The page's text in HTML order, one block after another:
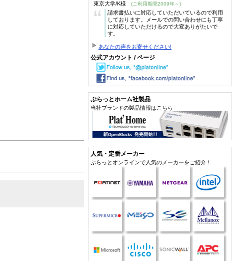
東京大学/K様 (ご利用期間2009年～)
“
請求書払いに対応していただいているので利用
しております。メールでの問い合わせにも丁寧
に対応していただけるので大変ありがたいで
す。
あなたの声をお寄せください!
公式アカウント / ページ
ぷらっとホーム社製品
当社ブランドの製品情報はこちら
人気・定番メーカー
ぷらっとオンラインで人気のメーカーをご紹介！